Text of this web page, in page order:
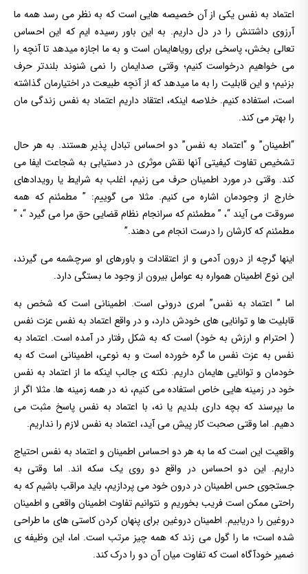
اعتماد به نفس یکی از آن خصیصه هایی است که به نظر می رسد همه ما
آرزوی داشتنش را در دل داریم. به این باور رسیده ایم که این احساس
تعالی بخش، پاسخی برای رویاهایمان است و به ما اجازه میدهد تا آنچه را
می خواهیم درخواست کنیم؛ وقتی صدایمان را نمی شنوند بلندتر حرف
بزنیم؛ و این قابلیت را به ما میدهد که از آنچه طبیعت در اختیارمان گذاشته
است، استفاده کنیم. خلاصه اینکه، اعتقاد داریم اعتماد به نفس زندگی مان
را بهتر می کند.
“اطمینان” و “اعتماد به نفس” دو احساس تبادل پذیر هستند. به هر حال
تشخیص تفاوت کیفیتی آنها نقش موثری در دستیابی به شجاعت ایفا می
کند. وقتی در مورد اطمینان حرف می زنیم، اغلب به شرایط یا رویدادهای
خارج از وجودمان اشاره می کنیم. مثلا می گوییم: ” مطمئنم که همه
سروقت می آیند “، ” مطمئنم که سرانجام نظام قضایی حق مرا می گیرد “، ”
مطمئنم که کارشان را درست انجام می دهند.”
اینها گرچه از درون آدمی و از اعتقادات و باورهای او سرچشمه می گیرند،
این نوع اطمینان همواره به عوامل بیرون از وجود ما بستگی دارد.
اما ” اعتماد به نفس” امری درونی است. اطمینانی است که شخص به
قابلیت ها و توانایی های خودش دارد، و در واقع اعتماد به نفس عزت نفس
( احترام و ارزش به خود) است که به شکل رفتار در آمده است. اعتماد به
نفس به عزت نفس ما گره خورده است و به نوعی، اطمینانی است که به
خودمان و توانایی هایمان داریم. نکته ی جالب اینکه ما از اعتماد به نفس
خود در زمینه هایی خاص استفاده می کنیم، نه در همه زمینه ها. مثلا اگر از
ما بپرسند که بچه داری بلدیم یا نه، با اعتماد به نفس پاسخ مثبت می
دهیم. اما وقتی صحبت کار پیش می آید، اعتماد به نفس لازم را نداریم.
واقعیت این است که ما به هر دو احساس اطمینان و اعتماد به نفس احتیاج
داریم. این دو احساس در واقع دو روی یک سکه اند. اما وقتی به
جستجوی حس اطمینان در درون خود می پردازیم، باید مراقب باشیم که به
راحتی ممکن است فریب بخوریم و نتوانیم تفاوت اطمینان واقعی و اطمینان
دروغین را دریابیم. اطمینان دروغین برای پنهان کردن کاستی های ما طراحی
شده است؛ ما را گول می زند که همه چیز مرتب است. اما، این وظیفه ی
ضمیر خودآگاه است که تفاوت میان آن دو را درک کند.